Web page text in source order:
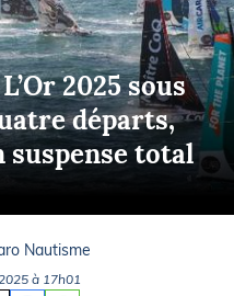
2025 sous
départs,
suspense total
Nautisme
à 17h01